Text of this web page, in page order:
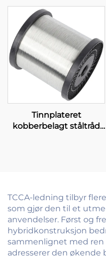
Tinnplateret
kobberbelagt ståltråd
TCCA-ledning tilbyr
som gjør den til et
anvendelser. Først og
hybridkonstruksjon
sammenlignet med
adresserer den